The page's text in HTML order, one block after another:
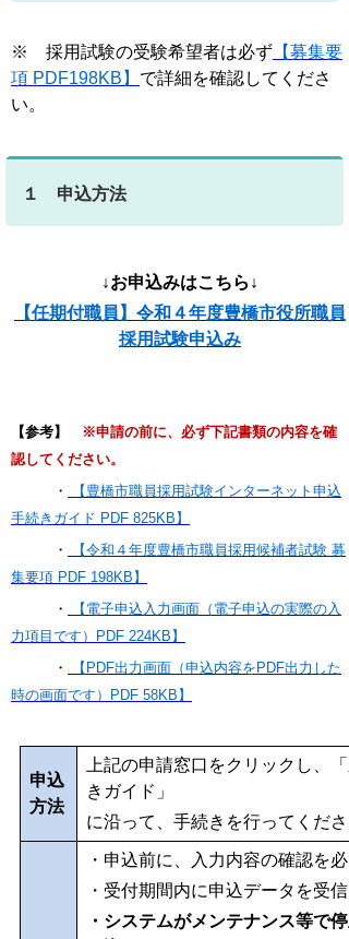
※ 採用試験の受験希望者は必ず 【募集要
項 PDF198KB】 で詳細を確認してくださ
い。
１ 申込方法
↓お申込みはこちら↓
【任期付職員】令和４年度豊橋市役所職員
採用試験申込み
【参考】
※申請の前に、必ず下記書類の内容を確
認してください。
・
【豊橋市職員採用試験インターネット申込
手続きガイド PDF 825KB】
・
【令和４年度豊橋市職員採用候補者試験 募
集要項 PDF 198KB】
・
【電子申込入力画面（電子申込の実際の入
力項目です）PDF 224KB】
・
【PDF出力画面（申込内容をPDF出力した
時の画面です）PDF 58KB】
申込
方法
上記の申請窓口をクリックし、
きガイド」
に沿って、手続きを行ってくださ
・申込前に、入力内容の確認を
・受付期間内に申込データを受
・システムがメンテナンス等で